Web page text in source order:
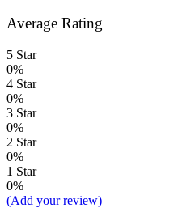
Average Rating
5 Star
0%
4 Star
0%
3 Star
0%
2 Star
0%
1 Star
0%
(Add your review)